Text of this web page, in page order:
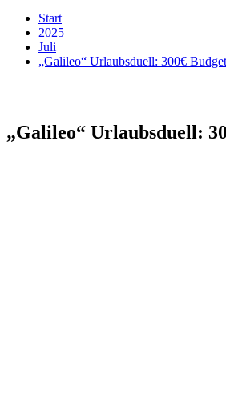
Start
2025
Juli
„Galileo“ Urlaubsduell: 300€
„Galileo“ Urlaubsduell: